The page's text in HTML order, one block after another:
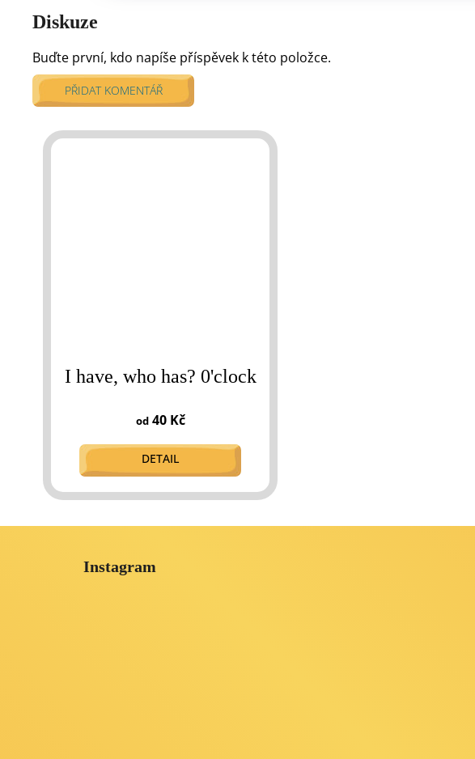
I have, who has? 0'clock
od40 Kč
DETAIL
Diskuze
Buďte první, kdo napíše příspěvek k této položce.
PŘIDAT KOMENTÁŘ
Instagram